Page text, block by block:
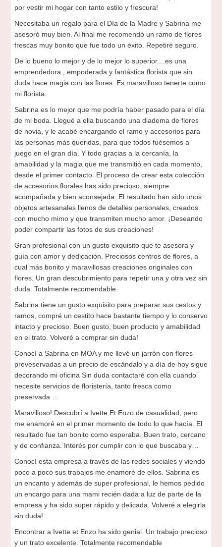
por vestir mi hogar con tanto estilo y frescura!
Necesitaba un regalo para el Día de la Madre y Sabrina me
asesoró muy bien. Al final me recomendó un ramo de flores
frescas muy bonito que fue todo un éxito. Repetiré seguro.
De lo bueno lo mejor y de lo mejor lo superior....es una
emprendedora , empoderada y fantástica florista que sin
duda hace magia con las flores. Es maravilloso tenerte como
mi florista.
Sabrina es lo mejor que me podría haber pasado para el día
de mi boda. Llegué a ella buscando una diadema de flores
de novia, y le acabé encargando el ramo y accesorios para
las personas más queridas, para que todos fuésemos a
juego en el gran día. Y todo gracias a la cercanía, la
amabilidad y la magia que me transmitió en cada momento,
desde el primer contacto. El proceso de crear esta colección
de accesorios florales has sido precioso, siempre
acompañada y bien aconsejada. El resultado han sido unos
objetos artesanales llenos de detalles personales, creados
con mucho mimo y que transmiten mucho amor. ¡Deseando
poder compartir las fotos de sus creaciones!
Gran profesional con un gusto exquisito que te asesora y
guía con amor y dedicación. Preciosos centros de flores, a
cual más bonito y maravillosas creaciones originales con
flores. Un gran descubrimiento para repetir una y otra vez sin
duda. Totalmente recomendable.
Sabrina tiene un gusto exquisito para preparar sus cestos y
ramos, compré un cestito hace bastante tiempo y lo conservo
intacto y precioso. Buen gusto, buen producto y amabilidad
en el trato. Volveré a comprar sin duda!
Conocí a Sabrina en MOA y me llevé un jarrón con flores
preveservadas a un precio de escándalo y a día de hoy sigue
decorando mi oficina Sin duda contactaré con ella cuando
necesite servicios de floristería, tanto fresca como
preservada …
Maravilloso! Descubrí a Ivette Et Enzo de casualidad, pero
me enamoré en el primer momento de todo lo que hacía. El
resultado fue tan bonito como esperaba. Buen trato, cercano
y de confianza. Interés por cumplir con lo que buscaba y…
Conocí esta empresa a través de las redes sociales y viendo
poco a poco sus trabajos me enamoré de ellos. Sabrina es
un encanto y además de super profesional, le hemos pedido
un encargo para una mami recién dada a luz de parte de la
empresa y ha sido super rápido y delicada. Volveré a elegirla
sin duda!
Encontrar a Ivette et Enzo ha sido genial. Un trabajo precioso
y un trato excelente. Totalmente recomendable